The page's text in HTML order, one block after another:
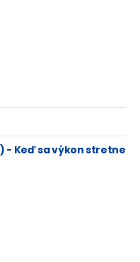
- Keď sa výkon stretne